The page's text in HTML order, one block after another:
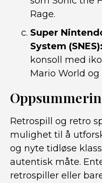
Rage.
Super
System (SNES):
konsoll med
Mario World
Retrospill og retro
mulighet til å
og nyte tidløse
autentisk måte.
retrospiller eller